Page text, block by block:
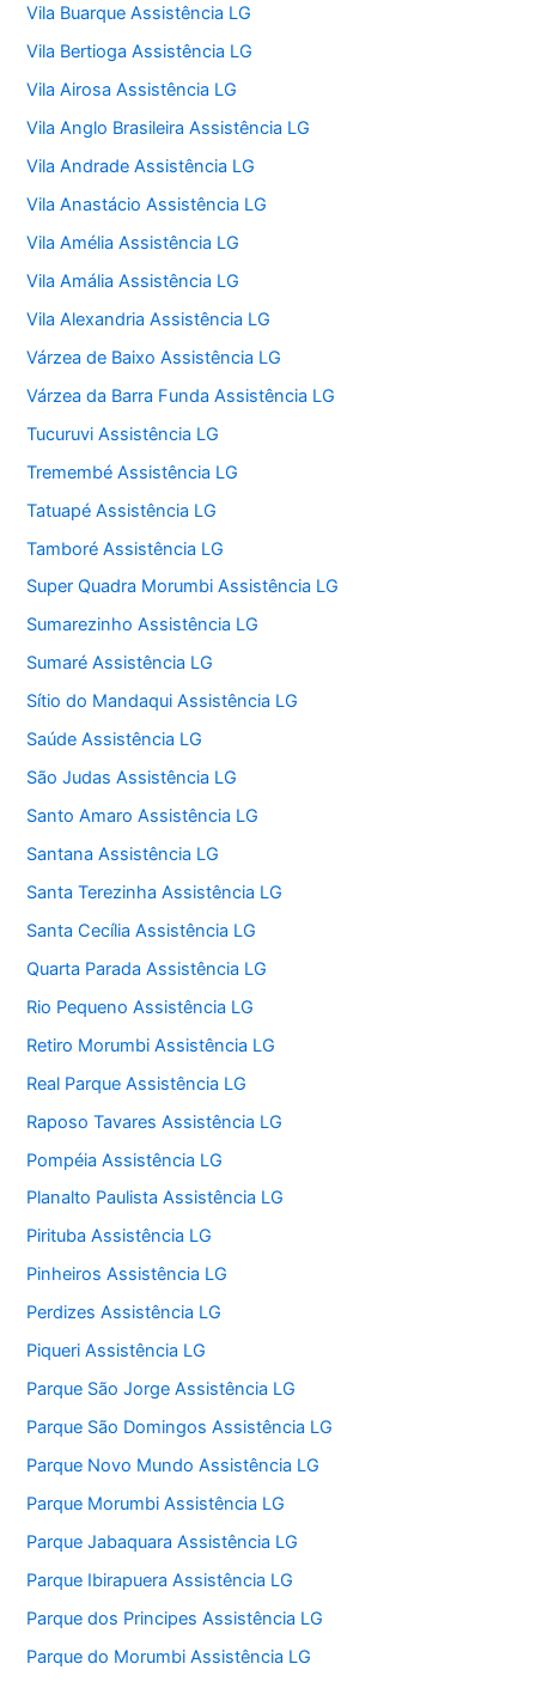
Vila Buarque Assistência LG
Vila Bertioga Assistência LG
Vila Airosa Assistência LG
Vila Anglo Brasileira Assistência LG
Vila Andrade Assistência LG
Vila Anastácio Assistência LG
Vila Amélia Assistência LG
Vila Amália Assistência LG
Vila Alexandria Assistência LG
Várzea de Baixo Assistência LG
Várzea da Barra Funda Assistência LG
Tucuruvi Assistência LG
Tremembé Assistência LG
Tatuapé Assistência LG
Tamboré Assistência LG
Super Quadra Morumbi Assistência LG
Sumarezinho Assistência LG
Sumaré Assistência LG
Sítio do Mandaqui Assistência LG
Saúde Assistência LG
São Judas Assistência LG
Santo Amaro Assistência LG
Santana Assistência LG
Santa Terezinha Assistência LG
Santa Cecília Assistência LG
Quarta Parada Assistência LG
Rio Pequeno Assistência LG
Retiro Morumbi Assistência LG
Real Parque Assistência LG
Raposo Tavares Assistência LG
Pompéia Assistência LG
Planalto Paulista Assistência LG
Pirituba Assistência LG
Pinheiros Assistência LG
Perdizes Assistência LG
Piqueri Assistência LG
Parque São Jorge Assistência LG
Parque São Domingos Assistência LG
Parque Novo Mundo Assistência LG
Parque Morumbi Assistência LG
Parque Jabaquara Assistência LG
Parque Ibirapuera Assistência LG
Parque dos Principes Assistência LG
Parque do Morumbi Assistência LG